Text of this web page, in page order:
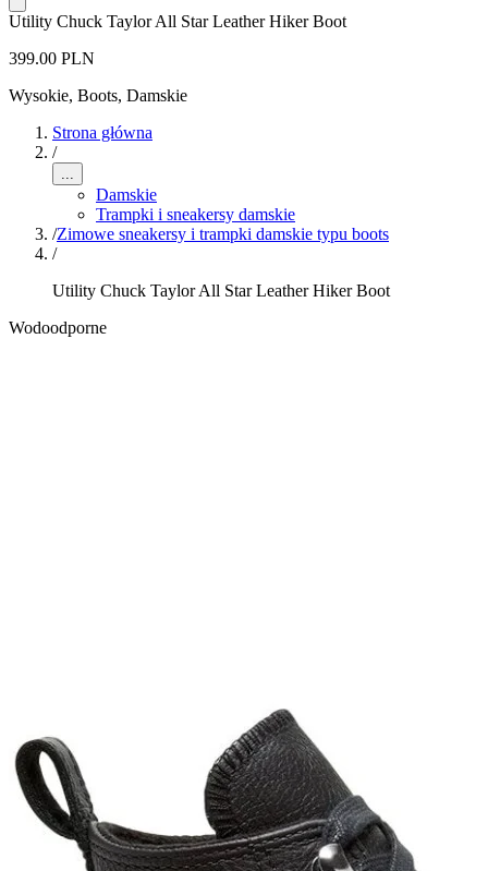
Utility Chuck Taylor All Star Leather Hiker Boot
399.00 PLN
Wysokie, Boots, Damskie
Strona główna
/
...
Damskie
Trampki i sneakersy damskie
/Zimowe sneakersy i trampki damskie typu boots
/
Utility Chuck Taylor All Star Leather Hiker Boot
Wodoodporne